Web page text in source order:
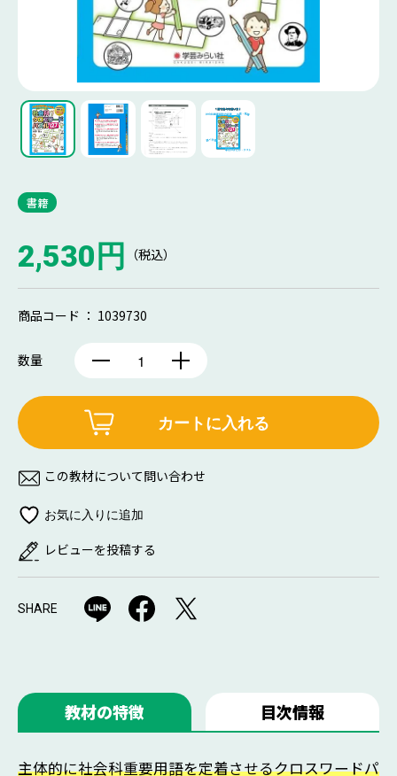
書籍
2,530円 （税込）
商品コード ： 1039730
数量
カートに入れる
この教材について問い合わせ
レビューを投稿する
SHARE
教材の特徴 目次情報
主体的に社会科重要用語を定着させるクロスワードパ